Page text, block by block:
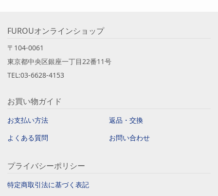
FUROUオンラインショップ
〒104-0061
東京都中央区銀座一丁目22番11号
TEL:03-6628-4153
お買い物ガイド
お支払い方法
返品・交換
よくある質問
お問い合わせ
プライバシーポリシー
特定商取引法に基づく表記